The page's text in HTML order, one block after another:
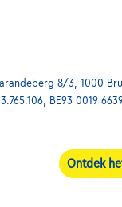
8/3, 1000
BE93 0019
Ontdek